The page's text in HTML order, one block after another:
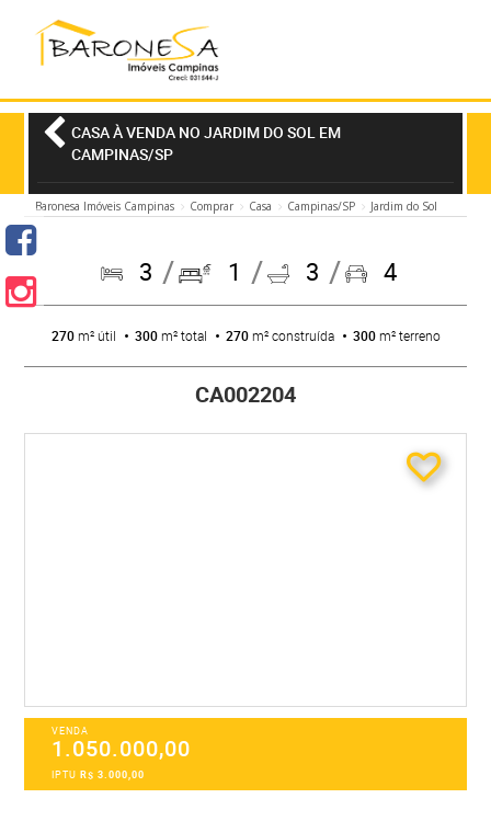
CASA À VENDA NO JARDIM DO SOL EM
CAMPINAS/SP
Baronesa Imóveis Campinas Comprar Casa Campinas/SP Jardim do Sol
3 1 3 4
270m² útil 300m² total 270m² construída 300m² terreno
CA002204
VENDA
1.050.000,00
IPTUR$ 3.000,00